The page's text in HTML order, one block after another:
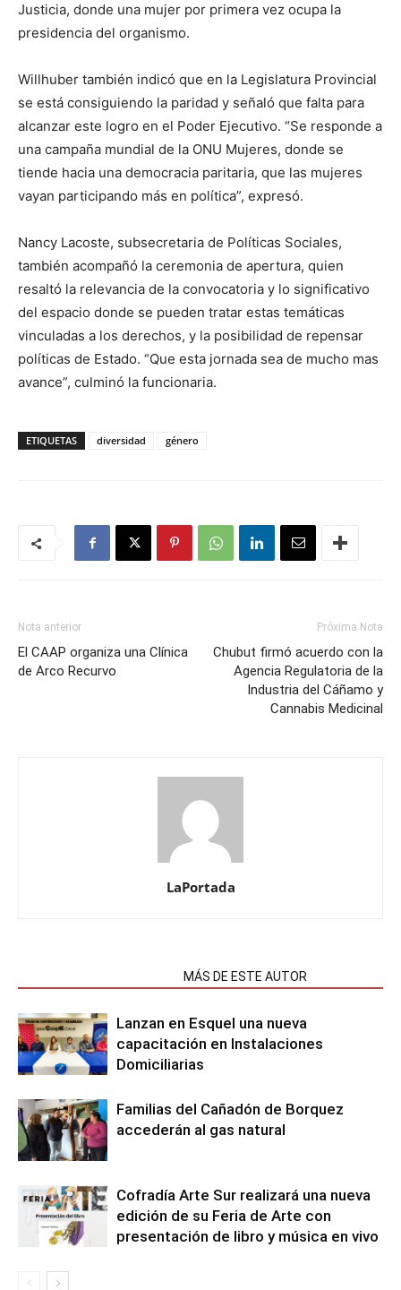
Justicia, donde una mujer por primera vez ocupa la
presidencia del organismo.
Willhuber también indicó que en la Legislatura Provincial
se está consiguiendo la paridad y señaló que falta para
alcanzar este logro en el Poder Ejecutivo. “Se responde a
una campaña mundial de la ONU Mujeres, donde se
tiende hacia una democracia paritaria, que las mujeres
vayan participando más en política”, expresó.
Nancy Lacoste, subsecretaria de Políticas Sociales,
también acompañó la ceremonia de apertura, quien
resaltó la relevancia de la convocatoria y lo significativo
del espacio donde se pueden tratar estas temáticas
vinculadas a los derechos, y la posibilidad de repensar
políticas de Estado. “Que esta jornada sea de mucho mas
avance”, culminó la funcionaria.
ETIQUETAS diversidad género
Nota anterior
El CAAP organiza una Clínica
de Arco Recurvo
Próxima Nota
Chubut firmó acuerdo con la
Agencia Regulatoria de la
Industria del Cáñamo y
Cannabis Medicinal
LaPortada
MÁS DE ESTE AUTOR
Lanzan en Esquel una nueva
capacitación en Instalaciones
Domiciliarias
Familias del Cañadón de Borquez
accederán al gas natural
Cofradía Arte Sur realizará una nueva
edición de su Feria de Arte con
presentación de libro y música en vivo